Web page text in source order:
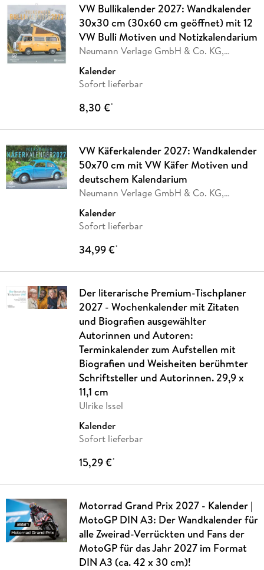
VW Bullikalender 2027: Wandkalender
30x30 cm (30x60 cm geöffnet) mit 12
VW Bulli Motiven und Notizkalendarium
Neumann Verlage GmbH & Co. KG,
Kalender
Sofort lieferbar
8,30 €*
VW Käferkalender 2027: Wandkalender
50x70 cm mit VW Käfer Motiven und
deutschem Kalendarium
Neumann Verlage GmbH & Co. KG,
Kalender
Sofort lieferbar
34,99 €*
Der literarische Premium-Tischplaner
2027 - Wochenkalender mit Zitaten
und Biografien ausgewählter
Autorinnen und Autoren:
Terminkalender zum Aufstellen mit
Biografien und Weisheiten berühmter
Schriftsteller und Autorinnen. 29,9 x
11,1 cm
Ulrike Issel
Kalender
Sofort lieferbar
15,29 €*
Motorrad Grand Prix 2027 - Kalender |
MotoGP DIN A3: Der Wandkalender für
alle Zweirad-Verrückten und Fans der
MotoGP für das Jahr 2027 im Format
DIN A3 (ca. 42 x 30 cm)!